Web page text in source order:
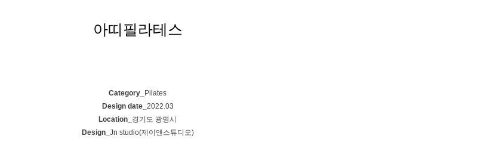
​아띠필라테스
Category_
Pilates
Design date_ 2022.03
Location_ 경기도 광명시
Design_ Jn studio(제이앤스튜디오)